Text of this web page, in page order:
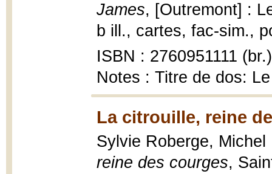
James, [Outremont] :
b ill., cartes, fac-sim.,
ISBN : 2760951111 (br.)
Notes : Titre de dos:
La citrouille, reine
Sylvie Roberge,
reine des courges,